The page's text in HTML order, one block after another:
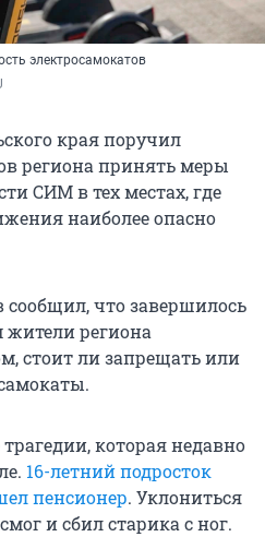
электросамокатов
края поручил
региона принять меры
СИМ в тех местах, где
наиболее опасно
что завершилось
жители региона
стоит ли запрещать или
которая недавно
16-летнийподросток
пенсионер. Уклониться
и сбил старика с ног.